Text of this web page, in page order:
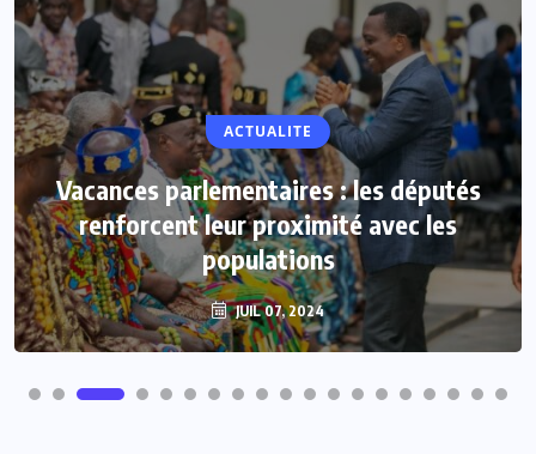
ACTUALITE
Vacances parlementaires : les députés
renforcent leur proximité avec les
populations
JUIL 07, 2024